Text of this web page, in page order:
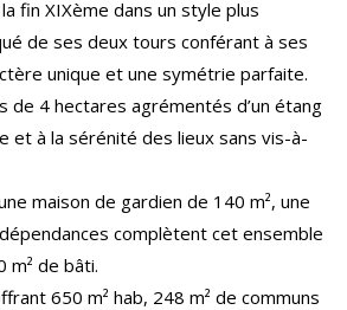
fin XIXème dans un style plus
de ses deux tours conférant à ses
unique et une symétrie parfaite.
de 4 hectares agrémentés d’un étang
et à la sérénité des lieux sans vis-à-
maison de gardien de 140 m², une
dépendances complètent cet ensemble
m² de bâti.
650 m² hab, 248 m² de communs